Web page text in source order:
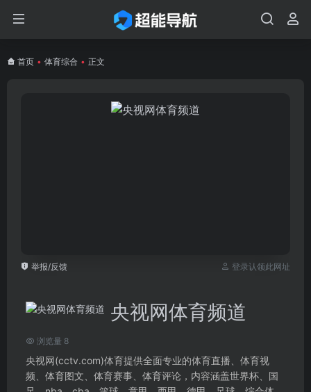
首页 • 体育综合 • 正文
举报/反馈 登录认领此网址
央视网体育频道
浏览量 8
央视网(cctv.com)体育提供全面专业的体育直播、体育视
频、体育图文、体育赛事、体育评论，内容涵盖世界杯、国